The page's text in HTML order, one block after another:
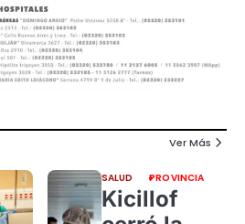
Ver Más
SALUD PROVINCIA
Kicillof